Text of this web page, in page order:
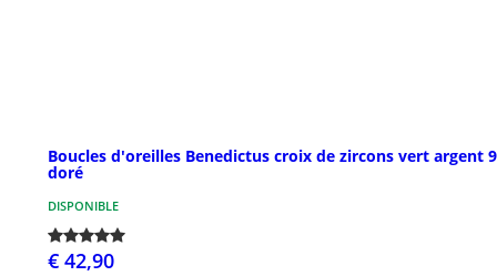
Boucles d'oreilles Benedictus croix de zircons vert argent
doré
DISPONIBLE
€ 42,90